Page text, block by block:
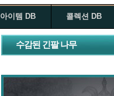
아이템 DB 콜렉션 DB
수감된 긴팔 나무